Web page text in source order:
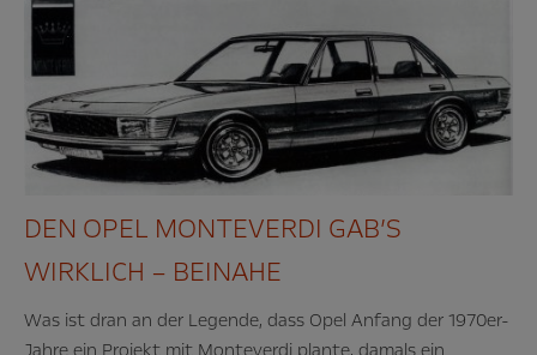
DEN OPEL MONTEVERDI GAB’S
WIRKLICH – BEINAHE
Was ist dran an der Legende, dass Opel Anfang der 1970er-
Jahre ein Projekt mit Monteverdi plante, damals ein